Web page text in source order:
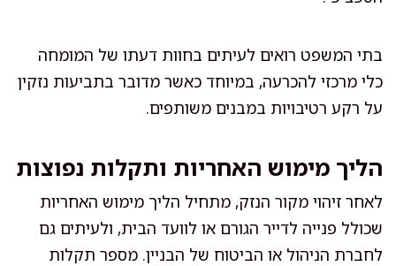
בתי המשפט רואים לעיתים בחוות דעתו של המומחה
כלי מרכזי להכרעה, במיוחד כאשר מדובר בתביעות נזקין
על רקע רטיבויות במבנים משותפים.
הליך מימוש האחריות ותקלות נפוצות
לאחר זיהוי מקור הנזק, מתחיל הליך מימוש האחריות
שכולל פנייה לדייר הגורם או לוועד הבית, ולעיתים גם
לחברת הניהול או הביטוח של הבניין. מספר תקלות